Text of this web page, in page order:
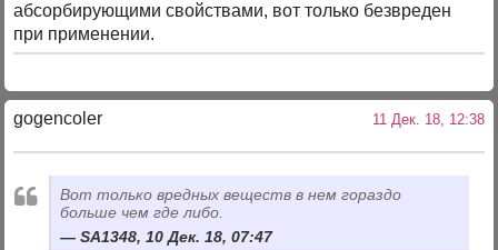
абсорбирующими свойствами, вот только безвреден
при применении.
gogencoler 11 Дек. 18, 12:38
Вот только вредных веществ в нем гораздо
больше чем где либо.
SA1348, 10 Дек. 18, 07:47